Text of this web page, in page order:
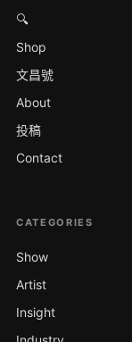
🔍
Shop
文昌號
About
投稿
Contact
CATEGORIES
Show
Artist
Insight